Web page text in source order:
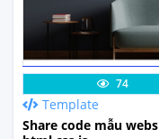
Lưu code
74
Template
Share code mẫu